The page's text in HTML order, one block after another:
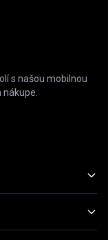
s našou mobilnou